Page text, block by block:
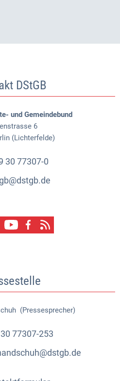
DStGB
und Gemeindebund
6
(Lichterfelde)
30 77307-0
(Pressesprecher)
Alexander Handschuh
77307-253